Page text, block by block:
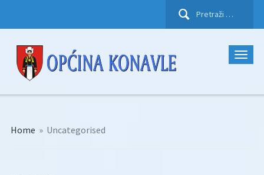
Pretraži:
Home » Uncategorised